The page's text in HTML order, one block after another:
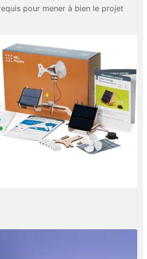
pour mener à bien le projet